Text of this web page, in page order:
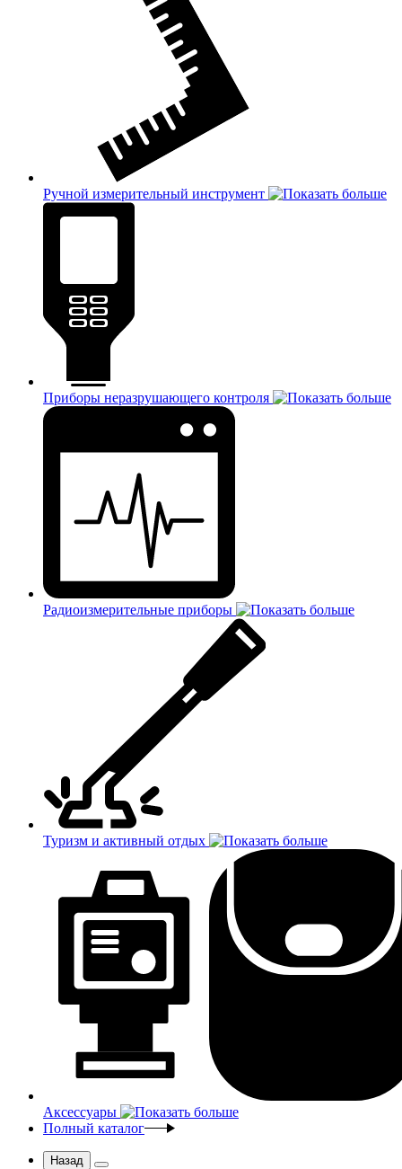
Ручной измерительный инструмент
Приборы неразрушающего контроля
Радиоизмерительные приборы
Туризм и активный отдых
Аксессуары
Полный каталог
Назад